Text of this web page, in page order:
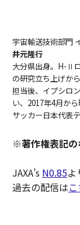
宇宙輸送技術部門
井元隆行
大分県出身。H-Ⅱ
の研究立ち上げか
担当後、イプシロ
い、2017年4月か
サッカー日本代表
※著作権表記の
JAXA’s N0.85よ
過去の配信は